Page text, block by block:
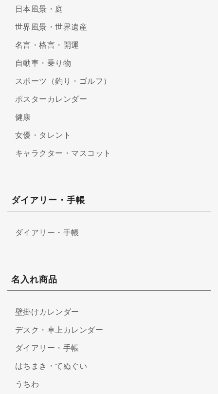
日本風景・庭
世界風景・世界遺産
名言・格言・開運
自動車・乗り物
スポーツ（釣り・ゴルフ）
ポスターカレンダー
健康
女優・タレント
キャラクター・マスコット
ダイアリー・手帳
ダイアリー・手帳
名入れ商品
壁掛けカレンダー
デスク・卓上カレンダー
ダイアリー・手帳
はちまき・てぬぐい
うちわ